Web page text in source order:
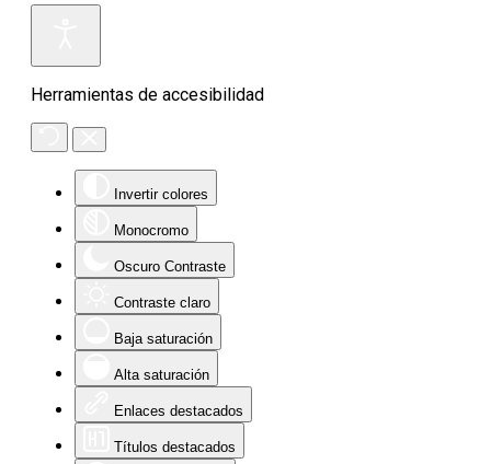
Herramientas de accesibilidad
Invertir colores
Monocromo
Oscuro Contraste
Contraste claro
Baja saturación
Alta saturación
Enlaces destacados
Títulos destacados